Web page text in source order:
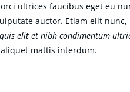
ultrices faucibus eget eu
auctor. Etiam elit
elit et nibh condimentum
mattis interdum.